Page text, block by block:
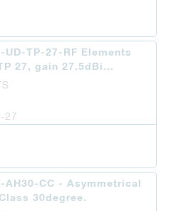
UD-TP-27-RF Elements
27, gain 27.5dBi…
27
AH30-CC - Asymmetrical
30degree.